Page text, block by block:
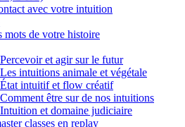
avec votre intuition
mots de votre histoire
et agir sur le futur
intuitions animale et végétale
intuitif et flow créatif
être sur de nos intuitions
et domaine judiciaire
classes en replay